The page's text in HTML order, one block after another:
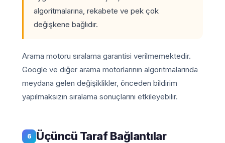
algoritmalarına, rekabete ve pek çok
değişkene bağlıdır.
Arama motoru sıralama garantisi verilmemektedir.
Google ve diğer arama motorlarının algoritmalarında
meydana gelen değişiklikler, önceden bildirim
yapılmaksızın sıralama sonuçlarını etkileyebilir.
6 Üçüncü Taraf Bağlantılar